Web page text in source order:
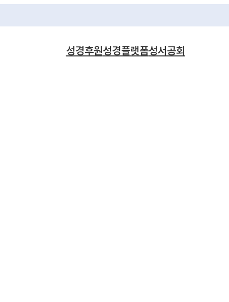
성경후원성경플랫폼성서공회